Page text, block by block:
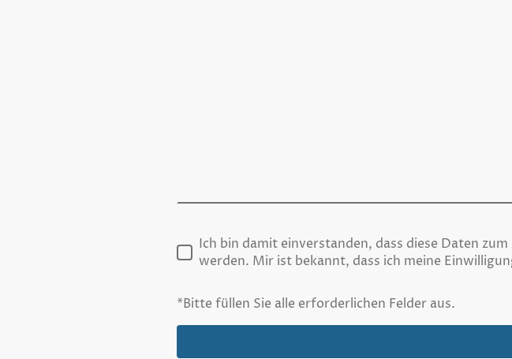
Ich bin damit einverstanden, dass diese Daten
werden. Mir ist bekannt, dass ich meine
*Bitte füllen Sie alle erforderlichen Felder aus.